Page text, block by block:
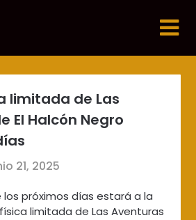
limitada de Las
El Halcón Negro
21, 2025
los próximos días estará a la
limitada de Las Aventuras